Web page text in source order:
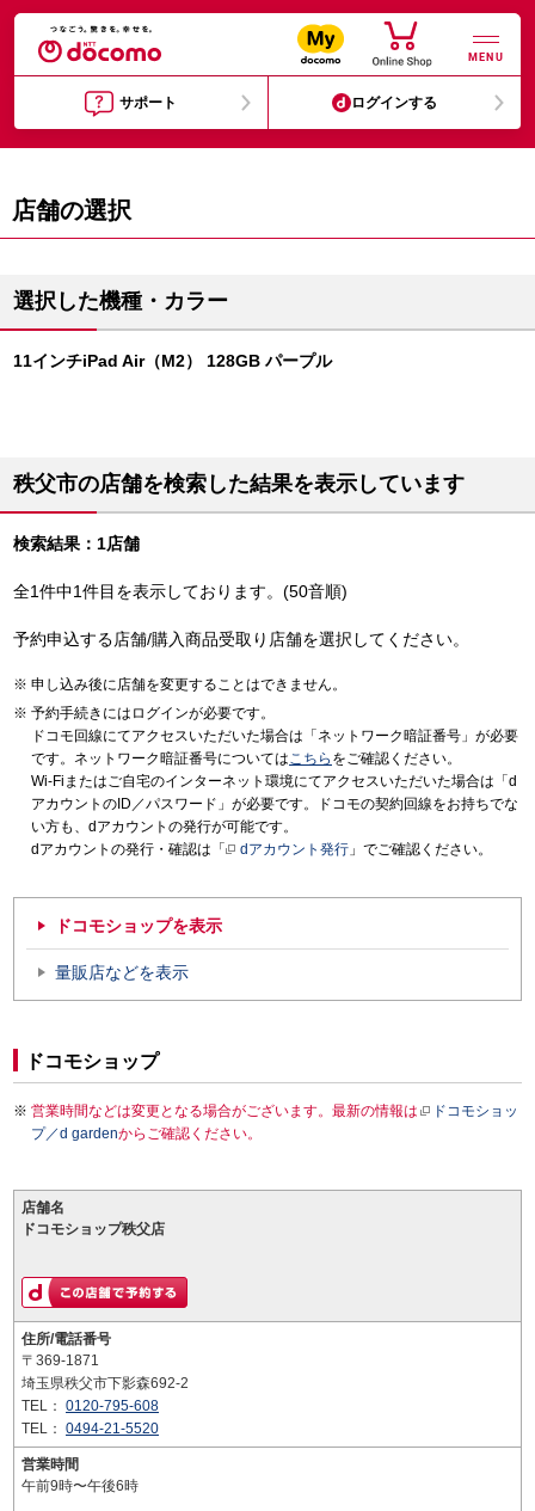
MENU
サポート ログインする
店舗の選択
選択した機種・カラー
11インチiPad Air（M2） 128GB パープル
秩父市の店舗を検索した結果を表示しています
検索結果：1店舗
全1件中1件目を表示しております。(50音順)
予約申込する店舗/購入商品受取り店舗を選択してください。
申し込み後に店舗を変更することはできません。
予約手続きにはログインが必要です。
ドコモ回線にてアクセスいただいた場合は「ネットワーク暗証番号」が必要
です。ネットワーク暗証番号についてはこちら をご確認ください。
Wi-Fiまたはご自宅のインターネット環境にてアクセスいただいた場合は「d
アカウントのID／パスワード」が必要です。ドコモの契約回線をお持ちでな
い方も、dアカウントの発行が可能です。
dアカウントの発行・確認は「
dアカウント発行 」でご確認ください。
ドコモショップを表示
量販店などを表示
ドコモショップ
営業時間などは変更となる場合がございます。最新の情報は
ドコモショッ
プ／d gardenからご確認ください。
店舗名
ドコモショップ秩父店
住所/電話番号
〒369-1871
埼玉県秩父市下影森692-2
TEL： 0120-795-608
TEL： 0494-21-5520
営業時間
午前9時〜午後6時